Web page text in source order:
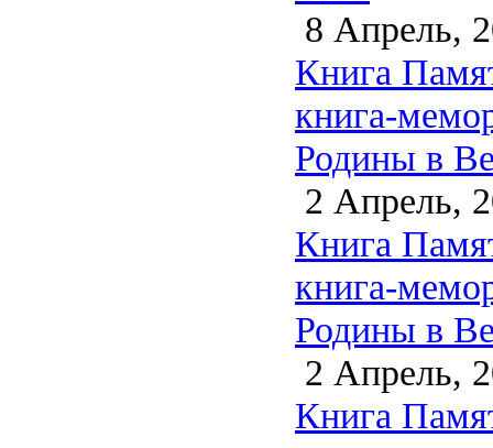
8 Апрель,
Книга
книга-
Родины в
2 Апрель,
Книга
книга-
Родины в
2 Апрель,
Книга